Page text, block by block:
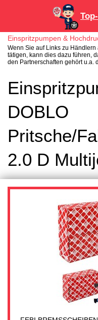
Einspritzpumpen &
Wenn Sie auf Links zu
tätigen, kann dies dazu führen,
den Partnerschaften gehört u.a.
DOBLO
Pritsche/
2.0 D